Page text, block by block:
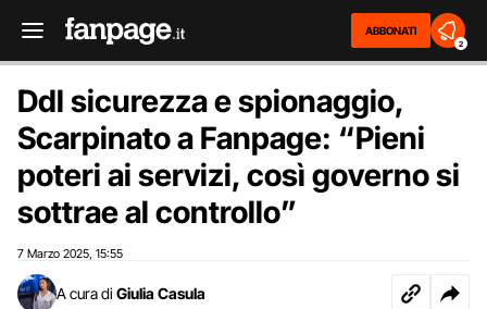
ABBONATI
2
Ddl sicurezza e spionaggio,
Scarpinato a Fanpage: “Pieni
poteri ai servizi, così governo si
sottrae al controllo”
7 Marzo 2025 15:55
A cura di Giulia Casula